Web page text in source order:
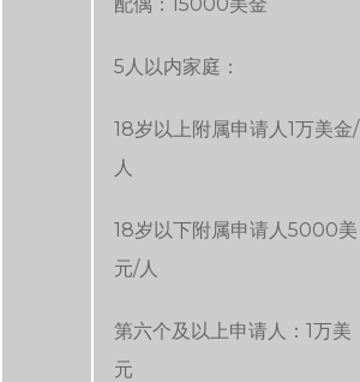
5人以内家庭：
18岁以上附属申请人1万美金/
人
18岁以下附属申请人5000美
元/人
第六个及以上申请人：1万美
元